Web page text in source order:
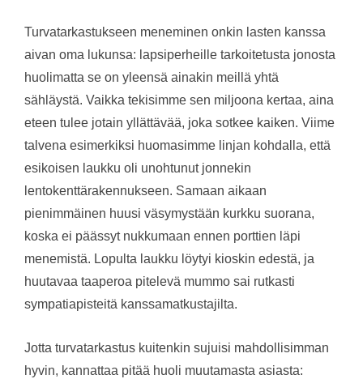
Turvatarkastukseen meneminen onkin lasten kanssa
aivan oma lukunsa: lapsiperheille tarkoitetusta jonosta
huolimatta se on yleensä ainakin meillä yhtä
sähläystä. Vaikka tekisimme sen miljoona kertaa, aina
eteen tulee jotain yllättävää, joka sotkee kaiken. Viime
talvena esimerkiksi huomasimme linjan kohdalla, että
esikoisen laukku oli unohtunut jonnekin
lentokenttärakennukseen. Samaan aikaan
pienimmäinen huusi väsymystään kurkku suorana,
koska ei päässyt nukkumaan ennen porttien läpi
menemistä. Lopulta laukku löytyi kioskin edestä, ja
huutavaa taaperoa pitelevä mummo sai rutkasti
sympatiapisteitä kanssamatkustajilta.
Jotta turvatarkastus kuitenkin sujuisi mahdollisimman
hyvin, kannattaa pitää huoli muutamasta asiasta: